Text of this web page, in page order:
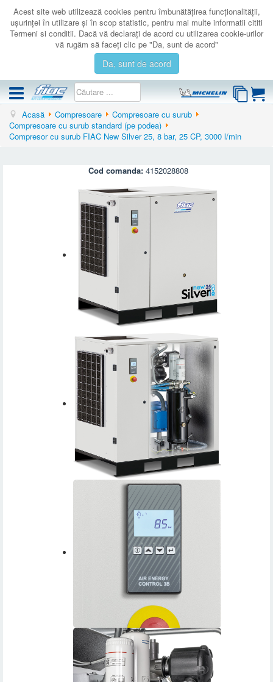
Acest site web utilizează cookies pentru îmbunătăţirea funcţionalităţii,
uşurinţei în utilizare şi în scop statistic, pentru mai multe informatii cititi
Termeni si conditii. Dacă vă declaraţi de acord cu utilizarea cookie-urilor
vă rugăm să faceţi clic pe "Da, sunt de acord"
Da, sunt de acord
COMPRESOARE
ACCESORII
AUTENTIFICARE
Acasă Compresoare
Compresoare cu surub
Compresoare cu surub standard (pe podea)
Compresor cu surub FIAC New Silver 25, 8 bar, 25 CP, 3000 l/min
Cod comanda: 4152028808